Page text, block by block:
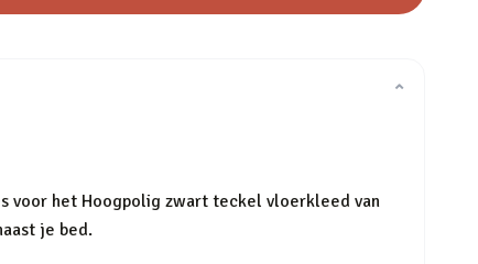
⌄
voor het Hoogpolig zwart teckel vloerkleed van
je bed.